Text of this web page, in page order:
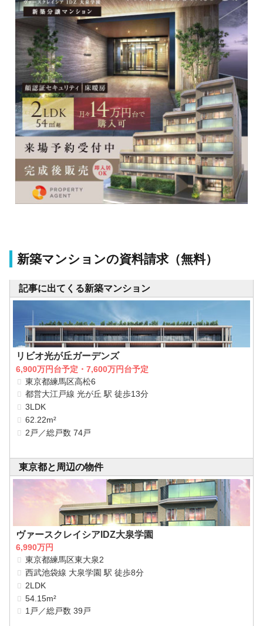
新築マンションの資料請求（無料）
記事に出てくる新築マンション
リビオ光が丘ガーデンズ
6,900万円台予定・7,600万円台予定
東京都練馬区高松6
都営大江戸線 光が丘 駅 徒歩13分
3LDK
62.22m²
2戸／総戸数 74戸
東京都と周辺の物件
ヴァースクレイシアIDZ大泉学園
6,990万円
東京都練馬区東大泉2
西武池袋線 大泉学園 駅 徒歩8分
2LDK
54.15m²
1戸／総戸数 39戸